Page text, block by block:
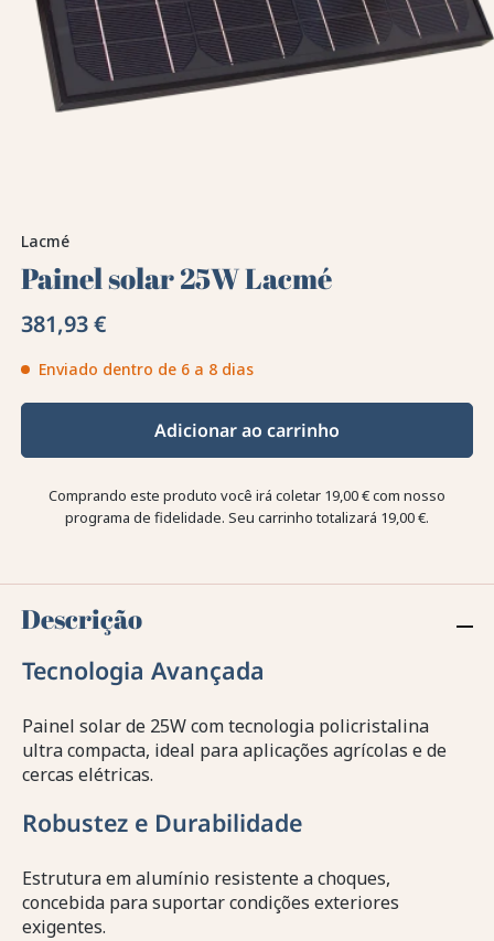
Lacmé
Painel solar 25W Lacmé
381,93 €
Enviado dentro de 6 a 8 dias
Adicionar ao carrinho
Comprando este produto você irá coletar 19,00 €com nosso
programa de fidelidade. Seu carrinho totalizará 19,00 €.
Descrição
Tecnologia Avançada
Painel solar de 25W com tecnologia policristalina
ultra compacta, ideal para aplicações agrícolas e de
cercas elétricas.
Robustez e Durabilidade
Estrutura em alumínio resistente a choques,
concebida para suportar condições exteriores
exigentes.